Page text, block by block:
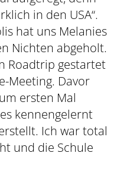
in den USA“.
hat uns Melanies
Nichten abgeholt.
Roadtrip gestartet
Meeting. Davor
ersten Mal
kennengelernt
Ich war total
und die Schule